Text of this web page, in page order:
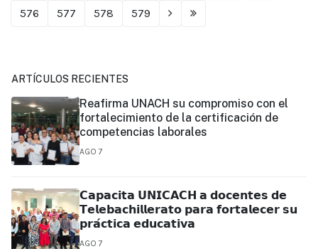
576
577 578 579
ARTÍCULOS RECIENTES
Reafirma UNACH su compromiso con el
fortalecimiento de la certificación de
competencias laborales
AGO 7
𝗖𝗮𝗽𝗮𝗰𝗶𝘁𝗮 𝗨𝗡𝗜𝗖𝗔𝗖𝗛 𝗮 𝗱𝗼𝗰𝗲𝗻𝘁𝗲𝘀 𝗱𝗲
𝗧𝗲𝗹𝗲𝗯𝗮𝗰𝗵𝗶𝗹𝗹𝗲𝗿𝗮𝘁𝗼 𝗽𝗮𝗿𝗮 𝗳𝗼𝗿𝘁𝗮𝗹𝗲𝗰𝗲𝗿 𝘀𝘂
𝗽𝗿𝗮́𝗰𝘁𝗶𝗰𝗮 𝗲𝗱𝘂𝗰𝗮𝘁𝗶𝘃𝗮
AGO 7